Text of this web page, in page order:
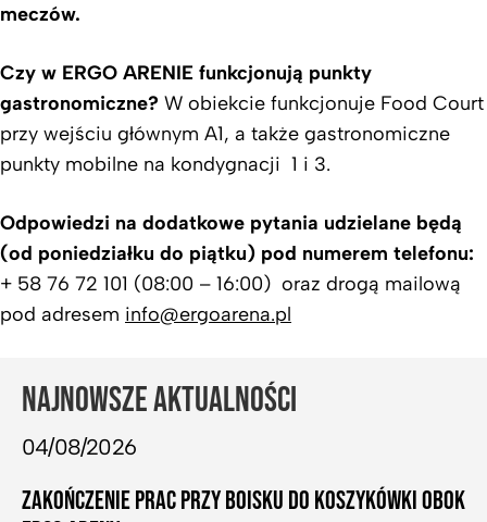
meczów.
Czy w ERGO ARENIE funkcjonują punkty
gastronomiczne? W obiekcie funkcjonuje Food Court
przy wejściu głównym A1, a także gastronomiczne
punkty mobilne na kondygnacji 1 i 3.
Odpowiedzi na dodatkowe pytania udzielane będą
(od poniedziałku do piątku) pod numerem telefonu:
+ 58 76 72 101 (08:00 – 16:00) oraz drogą mailową
pod adresem info@ergoarena.pl
NAJNOWSZE AKTUALNOŚCI
04/08/2026
ZAKOŃCZENIE PRAC PRZY BOISKU DO KOSZYKÓWKI OBOK